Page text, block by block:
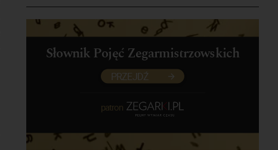
Słownik Pojęć Zegarmistrzowskich
PRZEJDŹ
patron